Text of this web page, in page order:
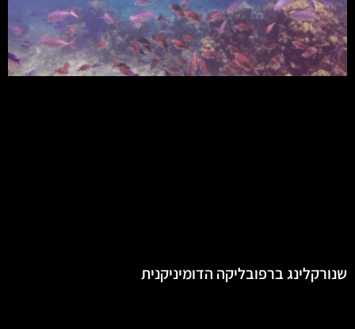
שנורקלינג ברפובליקה הדומיניקנית